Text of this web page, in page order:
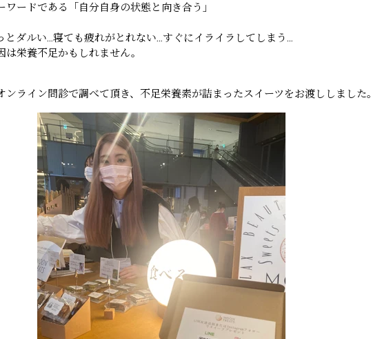
ードである「自分自身の状態と向き合う」
とダルい…寝ても疲れがとれない…すぐにイライラしてしまう…
栄養不足かもしれません。
ンライン問診で調べて頂き、不足栄養素が詰まったスイーツをお渡ししました。